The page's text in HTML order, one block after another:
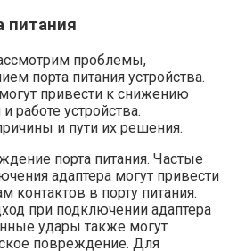
питания
проблемы,
порта питания устройства.
привести к снижению
работе устройства.
и пути их решения.
порта питания. Частые
адаптера могут привести
контактов в порту питания.
при подключении адаптера
удары также могут
повреждение. Для